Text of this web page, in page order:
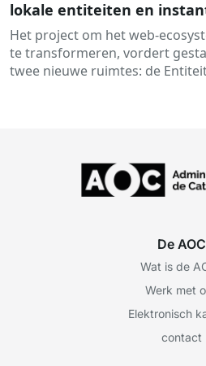
lokale entiteiten en
Het project om het web-
te transformeren, vordert
twee nieuwe ruimtes: de
De AOC
Wat is de
Werk met
Elektronisch
contact